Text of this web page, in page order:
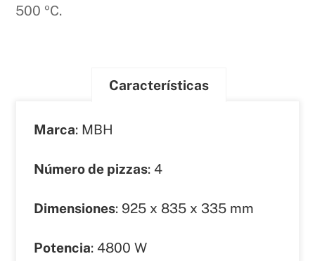
500 ºC.
Características
Marca: MBH
Número de pizzas: 4
Dimensiones: 925 x 835 x 335 mm
Potencia: 4800 W